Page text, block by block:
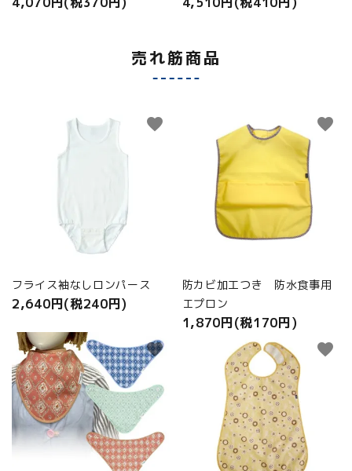
売れ筋商品
フライス袖なしロンパース
2,640円(税240円)
favorite
防カビ加工つき 防水食事用
エプロン
1,870円(税170円)
favorite
favorite favorite